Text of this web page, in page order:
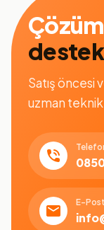
destek
Satış öncesi
uzman teknik
E-